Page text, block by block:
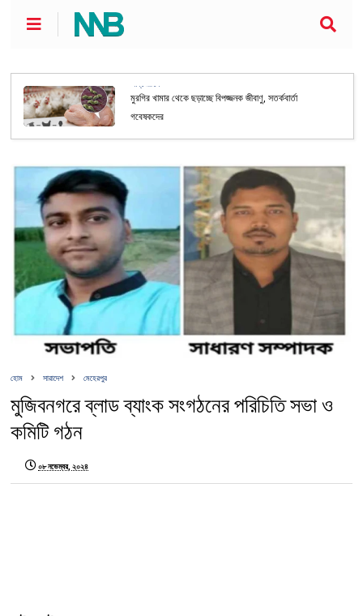
মুরগির খামার থেকে ছড়াচ্ছে বিপজ্জনক জীবাণু, সতর্কবার্তা
গবেষকদের
হোম সারাদেশ মেহেরপুর
মুজিবনগরে ব্লাড ব্যাংক সংগঠনের পরিচিতি সভা ও
কমিটি গঠন
০৮ নভেম্বর, ২০২৪